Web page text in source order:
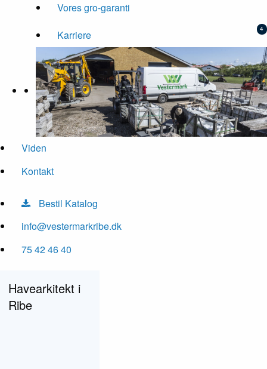
Vores gro-garanti
Karriere
Viden
Kontakt
Bestil Katalog
info@vestermarkribe.dk
75 42 46 40
Havearkitekt i
Ribe